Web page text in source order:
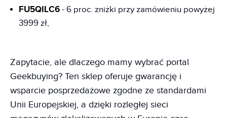
FU5QILC6 - 6 proc. zniżki przy zamówieniu powyżej
3999 zł,
Zapytacie, ale dlaczego mamy wybrać portal
Geekbuying? Ten sklep oferuje gwarancję i
wsparcie posprzedażowe zgodne ze standardami
Unii Europejskiej, a dzięki rozległej sieci